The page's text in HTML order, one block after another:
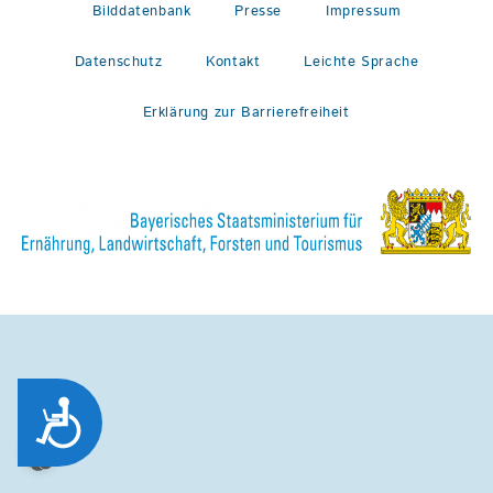
Zug&auml;nglichkeit
Bilddatenbank Presse Impressum
Datenschutz Kontakt Leichte Sprache
Erklärung zur Barrierefreiheit